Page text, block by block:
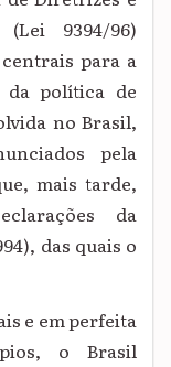
9394/96)
para a
da política de
no Brasil,
pela
mais tarde,
da
das quais o
e em perfeita
o Brasil